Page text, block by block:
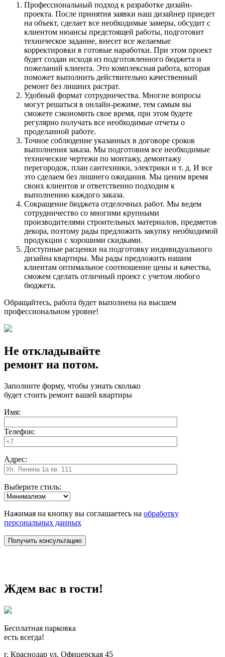
Профессиональный подход к разработке дизайн-
проекта. После принятия заявки наш дизайнер приедет
на объект, сделает все необходимые замеры, обсудит с
клиентом нюансы предстоящей работы, подготовит
техническое задание, внесет все желаемые
корректировки в готовые наработки. При этом проект
будет создан исходя из подготовленного бюджета и
пожеланий клиента. Это комплексная работа, которая
поможет выполнить действительно качественный
ремонт без лишних растрат.
Удобный формат сотрудничества. Многие вопросы
могут решаться в онлайн-режиме, тем самым вы
сможете сэкономить свое время, при этом будете
регулярно получать все необходимые отчеты о
проделанной работе.
Точное соблюдение указанных в договоре сроков
выполнения заказа. Мы подготовим все необходимые
технические чертежи по монтажу, демонтажу
перегородок, план сантехники, электрики и т. д. И все
это сделаем без лишнего ожидания. Мы ценим время
своих клиентов и ответственно подходим к
выполнению каждого заказа.
Сокращение бюджета отделочных работ. Мы ведем
сотрудничество со многими крупными
производителями строительных материалов, предметов
декора, поэтому рады предложить закупку необходимой
продукции с хорошими скидками.
Доступные расценки на подготовку индивидуального
дизайна квартиры. Мы рады предложить нашим
клиентам оптимальное соотношение цены и качества,
сможем сделать отличный проект с учетом любого
бюджета.
Обращайтесь, работа будет выполнена на высшем
профессиональном уровне!
Не откладывайте
ремонт на потом.
Заполните форму, чтобы узнать сколько
будет стоить ремонт вашей квартиры
Имя:
Телефон:
Адрес:
Выберите стиль:
Нажимая на кнопку вы соглашаетесь на обработку
персональных данных
Ждем вас в гости!
Бесплатная парковка
есть всегда!
г. Краснодар ул. Офицерская 45